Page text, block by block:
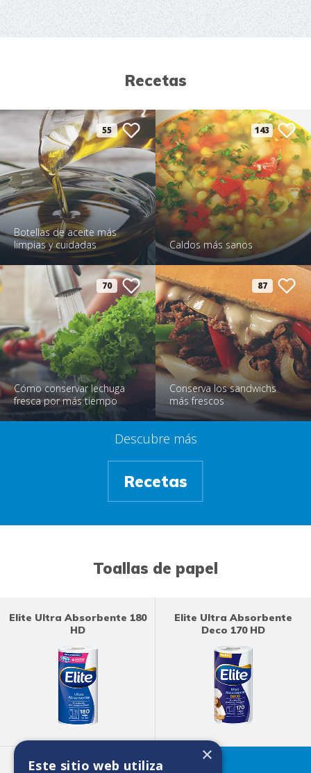
Recetas
55
Botellas de aceite más
limpias y cuidadas
143
Caldos más sanos
70
Cómo conservar lechuga
fresca por más tiempo
87
Conserva los sandwichs
más frescos
Descubre más
Recetas
Toallas de papel
Elite Ultra Absorbente 180
HD
Elite Ultra Absorbente
Deco 170 HD
Elite Maxirollo 500 HD
×
Este sitio web utiliza